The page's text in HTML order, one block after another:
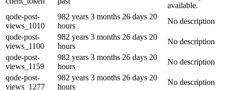
available.
qode-post-
views_1010
982 years 3 months 26 days 20
hours
No description
qode-post-
views_1100
982 years 3 months 26 days 20
hours
No description
qode-post-
views_1159
982 years 3 months 26 days 20
hours
No description
qode-post-
views_1277
982 years 3 months 26 days 20
hours
No description